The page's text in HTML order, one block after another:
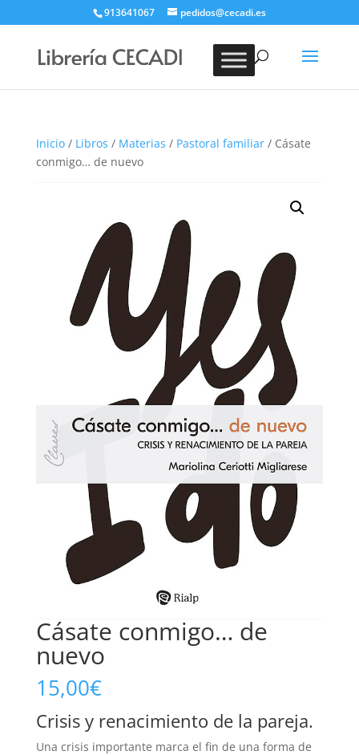
913641067 pedidos@cecadi.es
BUSCAR
Inicio/ Libros / Materias / Pastoral familiar/ Cásate
conmigo… de nuevo
Cásate conmigo… de
nuevo
15,00€
Crisis y renacimiento de la pareja.
Una crisis importante marca el fin de una forma de